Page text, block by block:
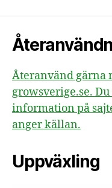
Återanvänd gärna
growsverige.se.
information på
anger källan.
Uppväxling